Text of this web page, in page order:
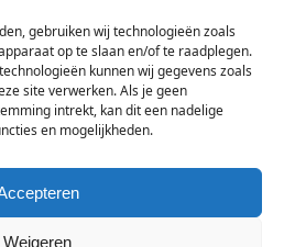
gebruiken wij technologieën zoals
op te slaan en/of te raadplegen.
kunnen wij gegevens zoals
site verwerken. Als je geen
intrekt, kan dit een nadelige
en mogelijkheden.
Weigeren
Sign Up